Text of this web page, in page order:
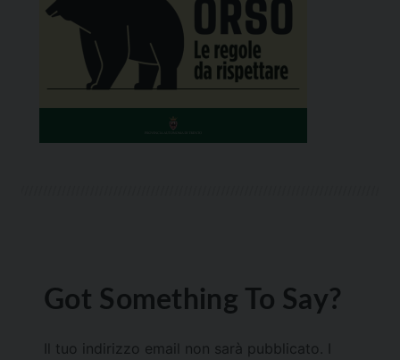
Got Something To Say?
Il tuo indirizzo email non sarà pubblicato.